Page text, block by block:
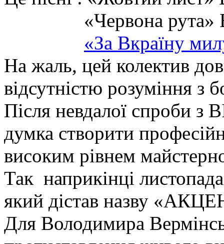
«Червона рута» В.
«За Вкраїну
На жаль, цей колектив
відсутністю розуміння з
Після невдалої спроби
думка створити
високим рівнем
Так наприкінці
який дістав назву
Для Володимира